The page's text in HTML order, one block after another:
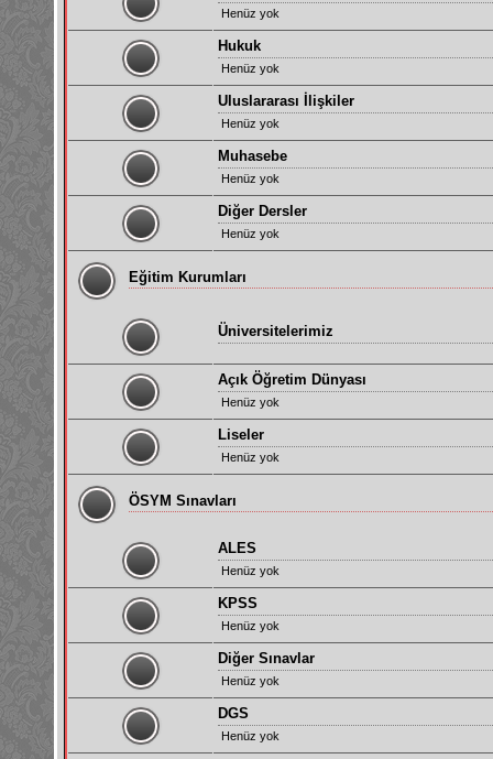
Henüz yok
Hukuk
Henüz yok
Uluslararası İlişkiler
Henüz yok
Muhasebe
Henüz yok
Diğer Dersler
Henüz yok
Eğitim Kurumları
Üniversitelerimiz
Açık Öğretim Dünyası
Henüz yok
Liseler
Henüz yok
ÖSYM Sınavları
ALES
Henüz yok
KPSS
Henüz yok
Diğer Sınavlar
Henüz yok
DGS
Henüz yok